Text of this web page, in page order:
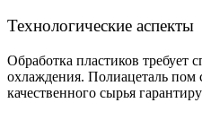
Технологические аспекты
Обработка пластиков требует
охлаждения. Полиацеталь пом
качественного сырья